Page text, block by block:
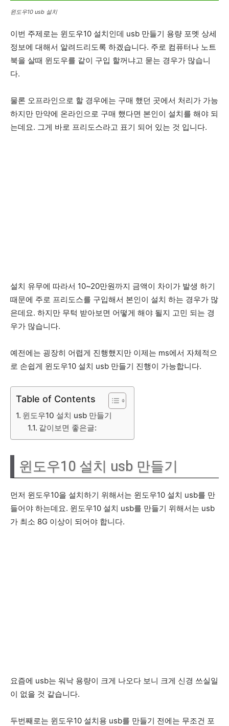
윈도우10 usb 설치
이번 주제로는 윈도우10 설치인데 usb 만들기 용량 포멧 상세
정보에 대해서 알려드리도록 하겠습니다. 주로 컴퓨터나 노트
북을 살때 윈도우를 같이 구입 할꺼냐고 묻는 경우가 많습니
다.
물론 오프라인으로 할 경우에는 구매 했던 곳에서 처리가 가능
하지만 만약에 온라인으로 구매 했다면 본인이 설치를 해야 되
는데요. 그게 바로 프리도스라고 표기 되어 있는 것 입니다.
설치 유무에 따라서 10~20만원까지 금액이 차이가 발생 하기
때문에 주로 프리도스를 구입해서 본인이 설치 하는 경우가 많
은데요. 하지만 무턱 받아보면 어떻게 해야 될지 고민 되는 경
우가 많습니다.
예전에는 굉장히 어렵게 진행했지만 이제는 ms에서 자체적으
로 손쉽게 윈도우10 설치 usb 만들기 진행이 가능합니다.
Table of Contents
윈도우10 설치 usb 만들기
같이보면 좋은글:
윈도우10 설치 usb 만들기
먼저 윈도우10을 설치하기 위해서는 윈도우10 설치 usb를 만
들어야 하는데요. 윈도우10 설치 usb를 만들기 위해서는 usb
가 최소 8G 이상이 되어야 합니다.
요즘에 usb는 워낙 용량이 크게 나오다 보니 크게 신경 쓰실일
이 없을 것 같습니다.
두번째로는 윈도우10 설치용 usb를 만들기 전에는 무조건 포